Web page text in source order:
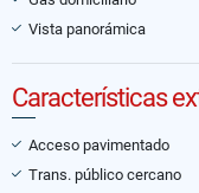
Vista panorámica
Características
Acceso pavimentado
Trans. público cercano